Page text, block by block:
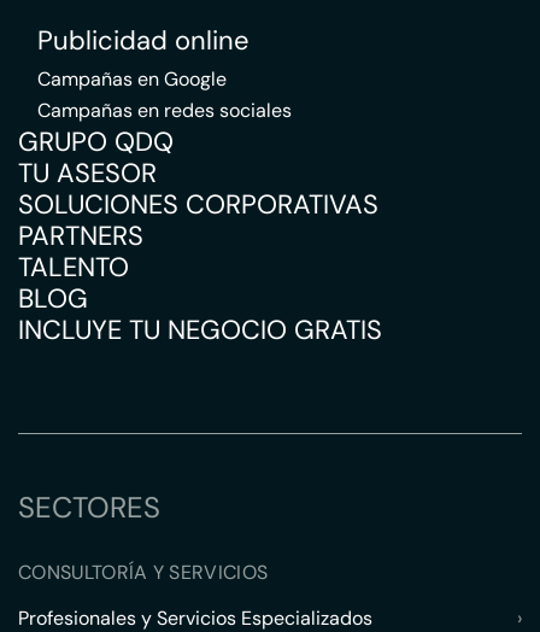
Publicidad online
Campañas en Google
Campañas en redes sociales
GRUPO QDQ
TU ASESOR
SOLUCIONES CORPORATIVAS
PARTNERS
TALENTO
BLOG
INCLUYE TU NEGOCIO GRATIS
SECTORES
CONSULTORÍA Y SERVICIOS
Profesionales y Servicios Especializados
›